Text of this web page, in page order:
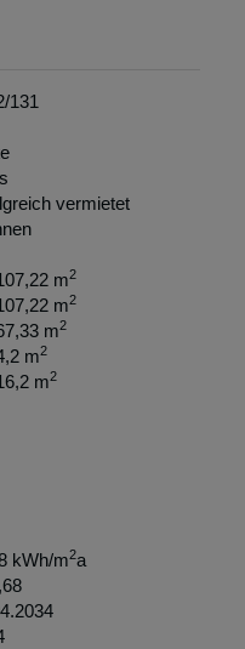
131
vermietet
m2
m2
m2
m2
m2
kWh/m2a